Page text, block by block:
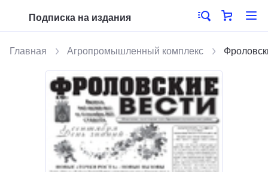
Подписка на издания
Главная Агропромышленный комплекс